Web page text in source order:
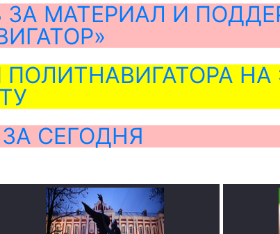
МАТЕРИАЛ И
СЕГОДНЯ